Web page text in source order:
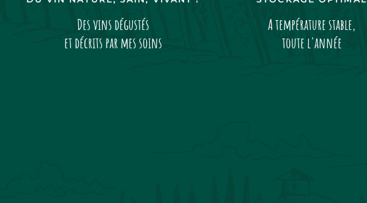
Des vins dégustés
et décrits par mes soins
A température stable,
toute l'année